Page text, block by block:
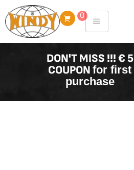
to
content
0
DON'T MISS !!! € 5
COUPONfor first
purchase